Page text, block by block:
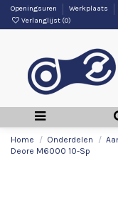
Openingsuren Werkplaats
Verlanglijst (0)
Home Onderdelen
Deore M6000 10-Sp